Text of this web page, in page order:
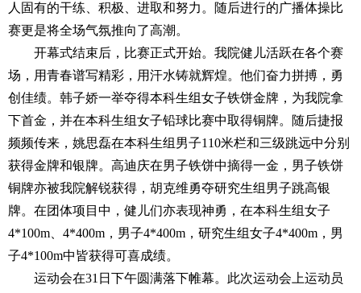
人固有的干练、积极、进取和努力。随后进行的广播体操比
赛更是将全场气氛推向了高潮。
开幕式结束后，比赛正式开始。我院健儿活跃在各个赛
场，用青春谱写精彩，用汗水铸就辉煌。他们奋力拼搏，勇
创佳绩。韩子娇一举夺得本科生组女子铁饼金牌，为我院拿
下首金，并在本科生组女子铅球比赛中取得铜牌。随后捷报
频频传来，姚思磊在本科生组男子110米栏和三级跳远中分别
获得金牌和银牌。高迪庆在男子铁饼中摘得一金，男子铁饼
铜牌亦被我院解锐获得，胡克维勇夺研究生组男子跳高银
牌。在团体项目中，健儿们亦表现神勇，在本科生组女子
4*100m、4*400m，男子4*400m，研究生组女子4*400m，男
子4*100m中皆获得可喜成绩。
运动会在31日下午圆满落下帷幕。此次运动会上运动员